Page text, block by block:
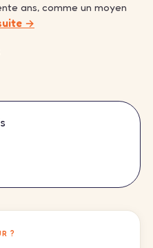
ans, comme un moyen
→
?